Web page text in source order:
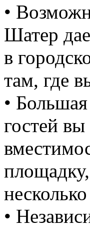
•
Шатер
в
там, где
•
гостей
•